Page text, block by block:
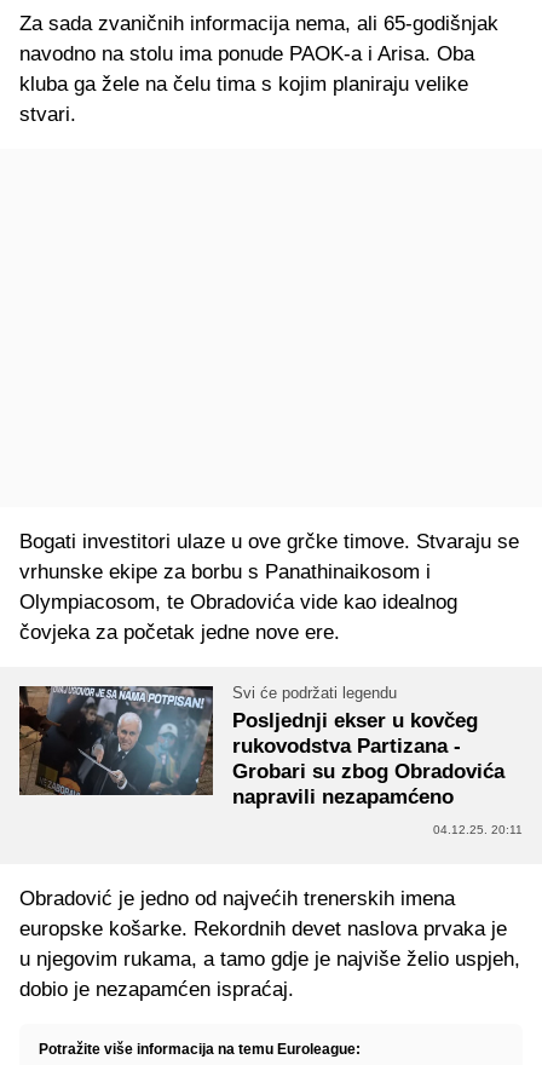
Za sada zvaničnih informacija nema, ali 65-godišnjak
navodno na stolu ima ponude PAOK-a i Arisa. Oba
kluba ga žele na čelu tima s kojim planiraju velike
stvari.
Bogati investitori ulaze u ove grčke timove. Stvaraju se
vrhunske ekipe za borbu s Panathinaikosom i
Olympiacosom, te Obradovića vide kao idealnog
čovjeka za početak jedne nove ere.
Svi će podržati legendu
Posljednji ekser u kovčeg
rukovodstva Partizana -
Grobari su zbog Obradovića
napravili nezapamćeno
04.12.25. 20:11
Obradović je jedno od najvećih trenerskih imena
europske košarke. Rekordnih devet naslova prvaka je
u njegovim rukama, a tamo gdje je najviše želio uspjeh,
dobio je nezapamćen ispraćaj.
Potražite više informacija na temu Euroleague: